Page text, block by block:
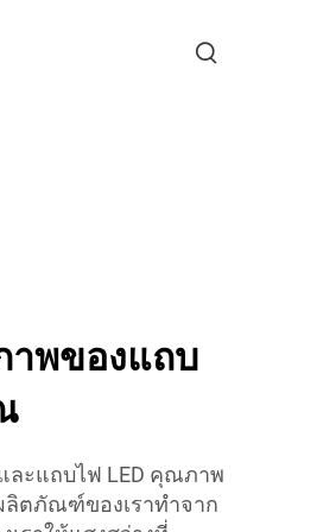
าพของแถบ
ละแถบไฟ LED คุณภาพ
ลิตภัณฑ์ของเราทำจาก